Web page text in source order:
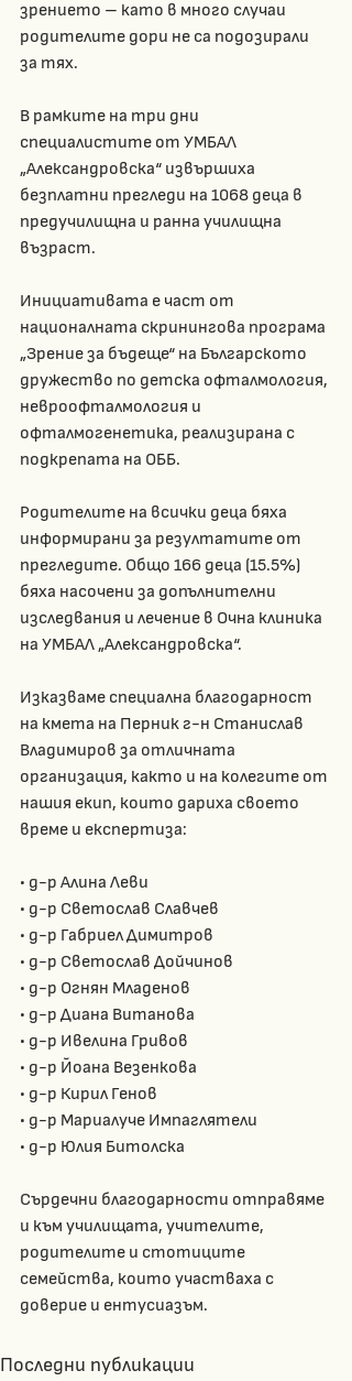
зрението – като в много случаи
родителите дори не са подозирали
за тях.
В рамките на три дни
специалистите от УМБАЛ
„Александровска“ извършиха
безплатни прегледи на 1068 деца в
предучилищна и ранна училищна
възраст.
Инициативата е част от
националната скринингова програма
„Зрение за бъдеще“ на Българското
дружество по детска офталмология,
невроофталмология и
офталмогенетика, реализирана с
подкрепата на ОББ.
Родителите на всички деца бяха
информирани за резултатите от
прегледите. Общо 166 деца (15.5%)
бяха насочени за допълнителни
изследвания и лечение в Очна клиника
на УМБАЛ „Александровска“.
Изказваме специална благодарност
на кмета на Перник г-н Станислав
Владимиров за отличната
организация, както и на колегите от
нашия екип, които дариха своето
време и експертиза:
• д-р Алина Леви
• д-р Светослав Славчев
• д-р Габриел Димитров
• д-р Светослав Дойчинов
• д-р Огнян Младенов
• д-р Диана Витанова
• д-р Ивелина Гривов
• д-р Йоана Везенкова
• д-р Кирил Генов
• д-р Мариалуче Импаглятели
• д-р Юлия Битолска
Сърдечни благодарности отправяме
и към училищата, учителите,
родителите и стотиците
семейства, които участваха с
доверие и ентусиазъм.
Последни публикации